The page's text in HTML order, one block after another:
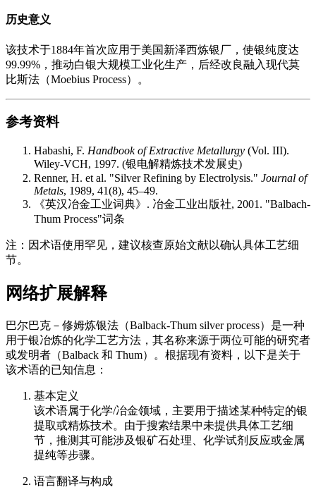
历史意义
该技术于1884年首次应用于美国新泽西炼银厂，使银纯度达
99.99%，推动白银大规模工业化生产，后经改良融入现代莫
比斯法（Moebius Process）。
参考资料
Habashi, F. Handbook of Extractive Metallurgy (Vol. III).
Wiley-VCH, 1997. (银电解精炼技术发展史)
Renner, H. et al. "Silver Refining by Electrolysis." Journal of
Metals, 1989, 41(8), 45–49.
《英汉冶金工业词典》. 冶金工业出版社, 2001. "Balbach-
Thum Process"词条
注：因术语使用罕见，建议核查原始文献以确认具体工艺细
节。
网络扩展解释
巴尔巴克－修姆炼银法（Balback-Thum silver process）是一种
用于银冶炼的化学工艺方法，其名称来源于两位可能的研究者
或发明者（Balback 和 Thum）。根据现有资料，以下是关于
该术语的已知信息：
基本定义
该术语属于化学/冶金领域，主要用于描述某种特定的银
提取或精炼技术。由于搜索结果中未提供具体工艺细
节，推测其可能涉及银矿石处理、化学试剂反应或金属
提纯等步骤。
语言翻译与构成